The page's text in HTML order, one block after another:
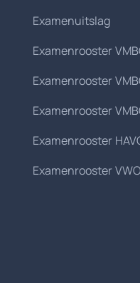
Examenuitslag
Examenrooster
Examenrooster
Examenrooster
Examenrooster
Examenrooster VWO